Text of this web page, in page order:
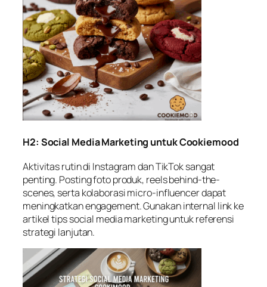
H2: Social Media Marketing untuk Cookiemood
Aktivitas rutin di Instagram dan TikTok sangat
penting. Posting foto produk, reels behind-the-
scenes, serta kolaborasi micro-influencer dapat
meningkatkan engagement. Gunakan internal link ke
artikel tips social media marketinguntuk referensi
strategi lanjutan.